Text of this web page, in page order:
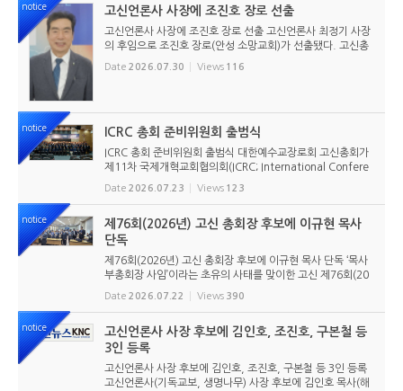
notice 고신언론사 사장에 조진호 장로 선출
고신언론사 사장에 조진호 장로 선출 고신언론사 최정기 사장
의 후임으로 조진호 장로(안성 소망교회)가 선출됐다. 고신총
회 유지재단 이사회는 2026년 7월 30일(목) 오전 11시 고신
총회회관 3층에서 임시이사회를 열고, 조진호 장로를 차기 사
Date 2026.07.30 Views 116
notice ICRC 총회 준비위원회 출범식
ICRC 총회 준비위원회 출범식 대한예수교장로회 고신총회가
제11차 국제개혁교회협의회(ICRC; International Confere
nce of Reformed Churches) 총회를 앞두고 본격적인 준비
에 들어갔다. 2026년 7월 20일 서울 남서울교회에서 ‘ICRC
Date 2026.07.23 Views 123
notice
제76회(2026년) 고신 총회장 후보에 이규현 목사
단독
제76회(2026년) 고신 총회장 후보에 이규현 목사 단독 ‘목사
부총회장 사임’이라는 초유의 사태를 맞이한 고신 제76회(20
26년) 총회장 후보에 이규현 목사(인천노회) 단독으로 입후보
했다. 6월 9일 경남마산노회의 추천을 받아 입후보했던 강영
Date 2026.07.22 Views 390
notice
고신언론사 사장 후보에 김인호, 조진호, 구본철 등
3인 등록
고신언론사 사장 후보에 김인호, 조진호, 구본철 등 3인 등록
고신언론사(기독교보, 생명나무) 사장 후보에 김인호 목사(해